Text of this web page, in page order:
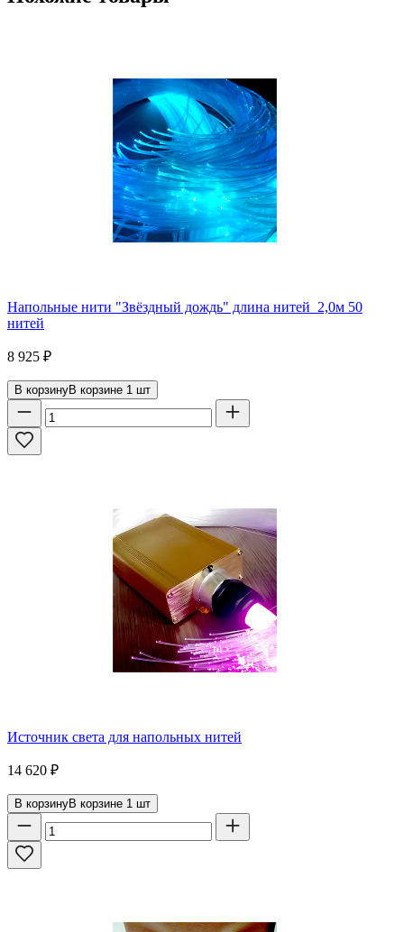
Напольные нити "Звёздный дождь" длина нитей 2,0м 50
нитей
8 925 ₽
В корзинуВ корзине 1 шт
Источник света для напольных нитей
14 620 ₽
В корзинуВ корзине 1 шт